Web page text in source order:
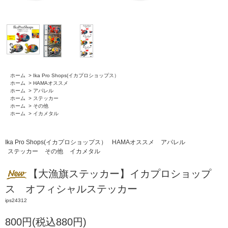
ホーム > Ika Pro Shops(イカプロショップス）
ホーム
> HAMAオススメ
ホーム
> アパレル
ホーム
> ステッカー
ホーム
> その他
ホーム
> イカメタル
Ika Pro Shops(イカプロショップス） HAMAオススメ
アパレル
ステッカー
その他 イカメタル
【大漁旗ステッカー】イカプロショップ
ス オフィシャルステッカー
ips24312
800円(税込880円)